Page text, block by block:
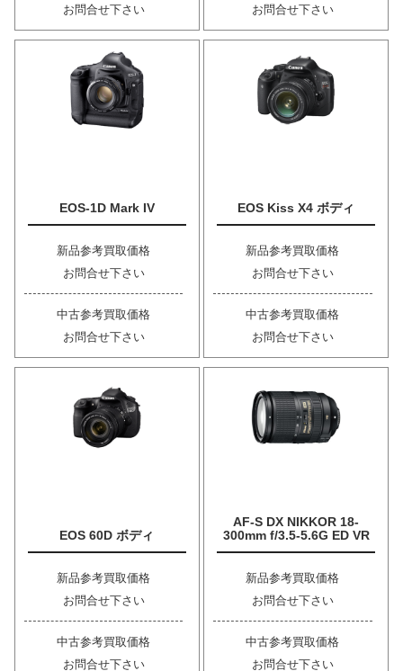
お問合せ下さい
お問合せ下さい
EOS-1D Mark IV
新品参考買取価格
お問合せ下さい
中古参考買取価格
お問合せ下さい
EOS Kiss X4 ボディ
新品参考買取価格
お問合せ下さい
中古参考買取価格
お問合せ下さい
EOS 60D ボディ
新品参考買取価格
お問合せ下さい
中古参考買取価格
お問合せ下さい
AF-S DX NIKKOR 18-
300mm f/3.5-5.6G ED VR
新品参考買取価格
お問合せ下さい
中古参考買取価格
お問合せ下さい